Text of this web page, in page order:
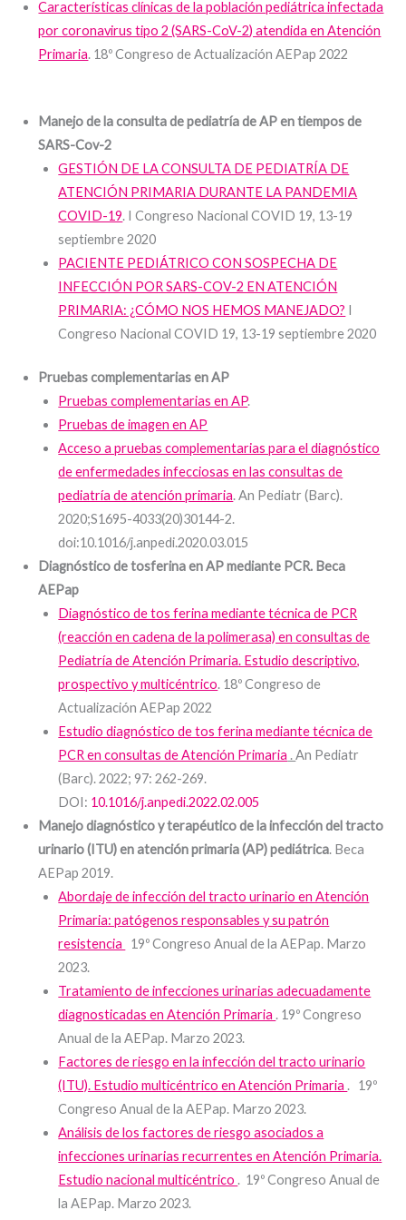
Características clínicas de la población pediátrica infectada
por coronavirus tipo 2 (SARS-CoV-2) atendida en Atención
Primaria. 18º Congreso de Actualización AEPap 2022
Manejo de la consulta de pediatría de AP en tiempos de
SARS-Cov-2
GESTIÓN DE LA CONSULTA DE PEDIATRÍA DE
ATENCIÓN PRIMARIA DURANTE LA PANDEMIA
COVID-19. I Congreso Nacional COVID 19, 13-19
septiembre 2020
PACIENTE PEDIÁTRICO CON SOSPECHA DE
INFECCIÓN POR SARS-COV-2 EN ATENCIÓN
PRIMARIA: ¿CÓMO NOS HEMOS MANEJADO? I
Congreso Nacional COVID 19, 13-19 septiembre 2020
Pruebas complementarias en AP
Pruebas complementarias en AP.
Pruebas de imagen en AP
Acceso a pruebas complementarias para el diagnóstico
de enfermedades infecciosas en las consultas de
pediatría de atención primaria. An Pediatr (Barc).
2020;S1695-4033(20)30144-2.
doi:10.1016/j.anpedi.2020.03.015
Diagnóstico de tosferina en AP mediante PCR. Beca
AEPap
Diagnóstico de tos ferina mediante técnica de PCR
(reacción en cadena de la polimerasa) en consultas de
Pediatría de Atención Primaria. Estudio descriptivo,
prospectivo y multicéntrico. 18º Congreso de
Actualización AEPap 2022
Estudio diagnóstico de tos ferina mediante técnica de
PCR en consultas de Atención Primaria .An Pediatr
(Barc). 2022; 97: 262-269.
DOI: 10.1016/j.anpedi.2022.02.005
Manejo diagnóstico y terapéutico de la infección del tracto
urinario (ITU) en atención primaria (AP) pediátrica. Beca
AEPap 2019.
Abordaje de infección del tracto urinario en Atención
Primaria: patógenos responsables y su patrón
resistencia
19º Congreso Anual de la AEPap. Marzo
2023.
Tratamiento de infecciones urinarias adecuadamente
diagnosticadas en Atención Primaria . 19º Congreso
Anual de la AEPap. Marzo 2023.
Factores de riesgo en la infección del tracto urinario
(ITU). Estudio multicéntrico en Atención Primaria . 19º
Congreso Anual de la AEPap. Marzo 2023.
Análisis de los factores de riesgo asociados a
infecciones urinarias recurrentes en Atención Primaria.
Estudio nacional multicéntrico . 19º Congreso Anual de
la AEPap. Marzo 2023.